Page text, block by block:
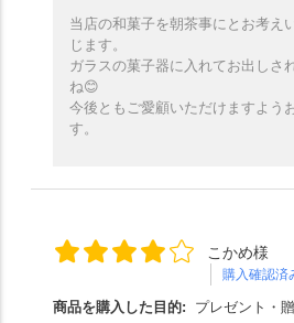
当店の和菓子を朝茶事にとお考え
じます。
ガラスの菓子器に入れてお出しさ
ね😊
今後ともご愛顧いただけますよう
す。
こかめ様
購入確認済
商品を購入した目的:
プレゼント・